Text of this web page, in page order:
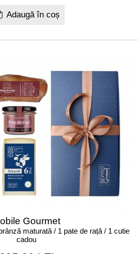
Adaugă în coș
Gourmet
maturată / 1 pate de rață / 1 cutie
cadou